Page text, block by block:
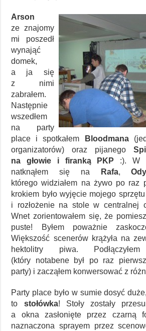
Arson
ze znajomy
mi poszedł
wynająć
domek,
a ja się
z nimi
zabrałem.
Następnie
wszedłem
na party
place i spotkałem
Bloodmana
organizatorów) oraz pijanego
na głowie i firanką PKP :). W
natknąłem się na
Rafa,
którego widziałem na żywo po raz
krokiem było wyjęcie mojego
i rozłożenie na stole w centralnej
Wnet zorientowałem się, że
puste! Byłem poważnie
Większość scenerów krążyła na
hektolitry piwa.
(który notabene był po raz
party) i zacząłem konwersować z
Party place było w sumie dosyć
to stołówka! Stoły zostały
a okna zasłonięte przez czarną
naznaczona sprayem przez